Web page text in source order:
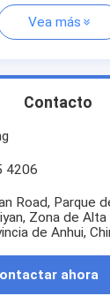
Vea más
Contacto
4206
Road, Parque
Zona de
de Anhui,
ahora